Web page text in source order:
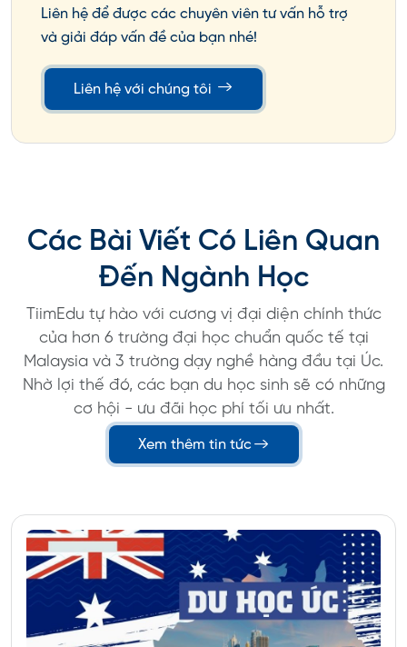
Liên hệ để được các chuyên viên tư vấn hỗ trợ
và giải đáp vấn đề của bạn nhé!
Liên hệ với chúng tôi
Các Bài Viết Có Liên Quan
Đến Ngành Học
TiimEdu tự hào với cương vị đại diện chính thức
của hơn 6 trường đại học chuẩn quốc tế tại
Malaysia và 3 trường dạy nghề hàng đầu tại Úc.
Nhờ lợi thế đó, các bạn du học sinh sẽ có những
cơ hội - ưu đãi học phí tối ưu nhất.
Xem thêm tin tức